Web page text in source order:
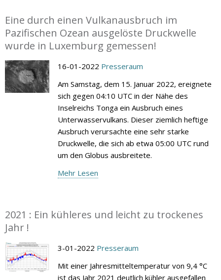
Eine durch einen Vulkanausbruch im
Pazifischen Ozean ausgelöste Druckwelle
wurde in Luxemburg gemessen!
16-01-2022 Presseraum
Am Samstag, dem 15. Januar 2022, ereignete
sich gegen 04:10 UTC in der Nähe des
Inselreichs Tonga ein Ausbruch eines
Unterwasservulkans. Dieser ziemlich heftige
Ausbruch verursachte eine sehr starke
Druckwelle, die sich ab etwa 05:00 UTC rund
um den Globus ausbreitete.
Mehr Lesen
2021 : Ein kühleres und leicht zu trockenes
Jahr !
3-01-2022 Presseraum
Mit einer Jahresmitteltemperatur von 9,4 °C
ist das Jahr 2021 deutlich kühler ausgefallen